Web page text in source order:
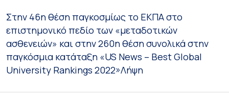
Στην 46η θέση παγκοσμίως το ΕΚΠΑ στο
επιστημονικό πεδίο των «μεταδοτικών
ασθενειών» και στην 260η θέση συνολικά στην
παγκόσμια κατάταξη «US News – Best Global
University Rankings 2022»Λήψη